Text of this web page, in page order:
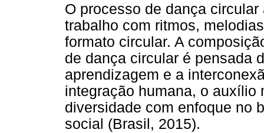
O processo de dança
trabalho com ritmos,
formato circular. A
de dança circular é pensada
aprendizagem e a
integração humana, o auxílio
diversidade com enfoque no
social (Brasil, 2015).